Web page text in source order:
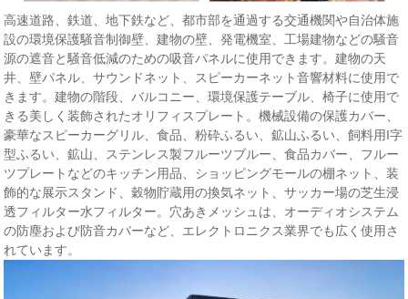
高速道路、鉄道、地下鉄など、都市部を通過する交通機関や自治体施
設の環境保護騒音制御壁、建物の壁、発電機室、工場建物などの騒音
源の遮音と騒音低減のための吸音パネルに使用できます。建物の天
井、壁パネル、サウンドネット、スピーカーネット音響材料に使用で
きます。建物の階段、バルコニー、環境保護テーブル、椅子に使用で
きる美しく装飾されたオリフィスプレート。機械設備の保護カバー、
豪華なスピーカーグリル、食品、粉砕ふるい、鉱山ふるい、飼料用I字
型ふるい、鉱山、ステンレス製フルーツブルー、食品カバー、フルー
ツプレートなどのキッチン用品、ショッピングモールの棚ネット、装
飾的な展示スタンド、穀物貯蔵用の換気ネット、サッカー場の芝生浸
透フィルター水フィルター。穴あきメッシュは、オーディオシステム
の防塵および防音カバーなど、エレクトロニクス業界でも広く使用さ
れています。